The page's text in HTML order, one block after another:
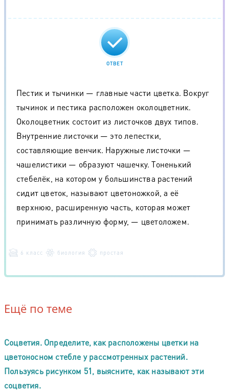
ОТВЕТ
Пестик и тычинки — главные части цветка. Вокруг
тычинок и пестика расположен околоцветник.
Околоцветник состоит из листочков двух типов.
Внутренние листочки — это лепестки,
составляющие венчик. Наружные листочки —
чашелистики — образуют чашечку. Тоненький
стебелёк, на котором у большинства растений
сидит цветок, называют цветоножкой, а её
верхнюю, расширенную часть, которая может
принимать различную форму, — цветоложем.
6 класс биология простая
Ещё по теме
Соцветия. Определите, как расположены цветки на
цветоносном стебле у рассмотренных растений.
Пользуясь рисунком 51, выясните, как называют эти
соцветия.